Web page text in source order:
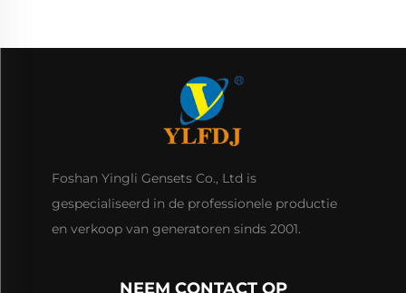
Foshan Yingli Gensets Co., Ltd is
gespecialiseerd in de professionele productie
en verkoop van generatoren sinds 2001.
NEEM CONTACT OP